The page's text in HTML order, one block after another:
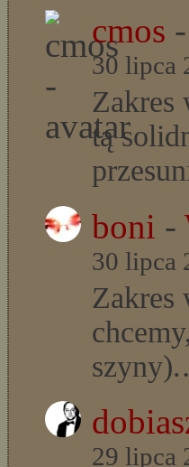
cmos -
30 lipca
Zakres
tą
boni -
30 lipca
Zakres
29 lipca